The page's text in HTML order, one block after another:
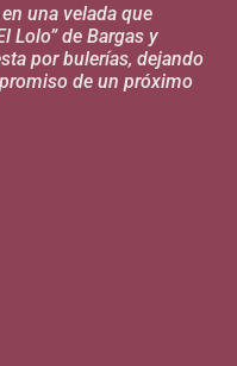
una velada que
Lolo” de Bargas y
por bulerías, dejando
de un próximo